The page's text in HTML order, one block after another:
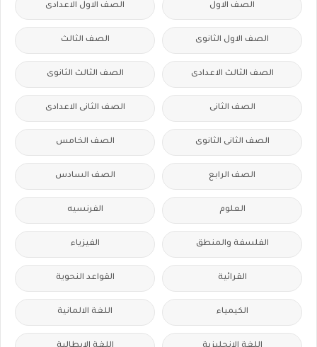
الصف الاول الصف الاول الاعدادى
الصف الاول الثانوى الصف الثالث
الصف الثالث الاعدادى الصف الثالث الثانوى
الصف الثانى الصف الثانى الاعدادى
الصف الثانى الثانوى الصف الخامس
الصف الرابع الصف السادس
العلوم الفرنسيه
الفلسفة والمنطق الفيزياء
القرائية القواعد النحوية
الكيمياء اللغة الالمانية